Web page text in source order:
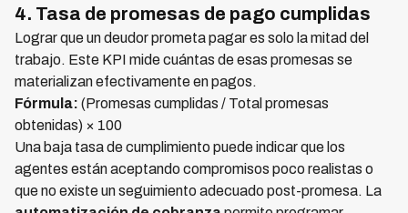
4. Tasa de promesas de pago cumplidas
Lograr que un deudor prometa pagar es solo la mitad del
trabajo. Este KPI mide cuántas de esas promesas se
materializan efectivamente en pagos.
Fórmula: (Promesas cumplidas / Total promesas
obtenidas) × 100
Una baja tasa de cumplimiento puede indicar que los
agentes están aceptando compromisos poco realistas o
que no existe un seguimiento adecuado post-promesa. La